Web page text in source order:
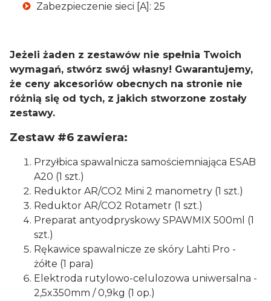
Zabezpieczenie sieci [A]: 25
Jeżeli żaden z zestawów nie spełnia Twoich
wymagań, stwórz swój własny! Gwarantujemy,
że ceny akcesoriów obecnych na stronie nie
różnią się od tych, z jakich stworzone zostały
zestawy.
Zestaw #6 zawiera:
Przyłbica spawalnicza samościemniająca ESAB
A20 (1 szt.)
Reduktor AR/CO2 Mini 2 manometry (1 szt.)
Reduktor AR/CO2 Rotametr (1 szt.)
Preparat antyodpryskowy SPAWMIX 500ml (1
szt.)
Rękawice spawalnicze ze skóry Lahti Pro -
żółte (1 para)
Elektroda rutylowo-celulozowa uniwersalna -
2,5x350mm / 0,9kg (1 op.)